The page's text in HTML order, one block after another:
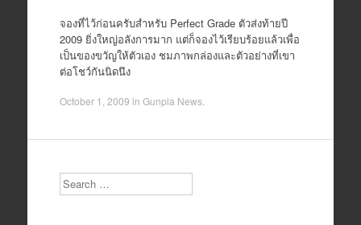
จองที่ไว้ก่อนครับสำหรับ Perfect Grade ตัวส่งท้ายปี
2009 ยิ่งใหญ่อลังการมาก แต่ก็จองไว้เรียบร้อยแล้วเพื่อ
เป็นของขวัญให้ตัวเอง ชมภาพกล่องและตัวอย่างที่เขา
ต่อโชว์กันนิดนึง
October 1, 2009 in Gunpla News.
Search